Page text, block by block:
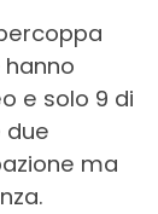
hanno
e solo 9 di
due
ma